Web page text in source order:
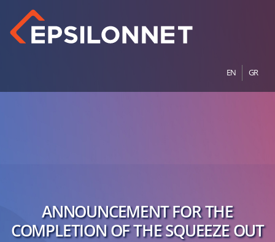
EN GR
ANNOUNCEMENT FOR THE
COMPLETION OF THE SQUEEZE OUT